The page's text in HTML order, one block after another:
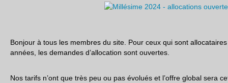
Bonjour à tous les membres du site. Pour ceux qui sont
années, les demandes d’allocation sont ouvertes.
Nos tarifs n’ont que très peu ou pas évolués et l’offre global sera